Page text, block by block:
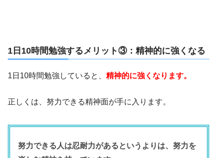
1日10時間勉強するメリット③：精神的に強くなる
1日10時間勉強していると、 精神的に強くなります。
正しくは、努力できる精神面が手に入ります。
努力できる人は忍耐力があるというよりは、努力を